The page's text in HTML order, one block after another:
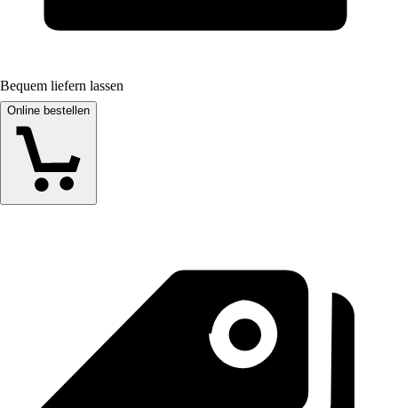
Bequem liefern lassen
Online bestellen